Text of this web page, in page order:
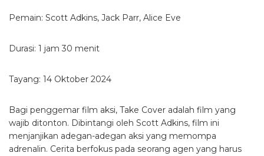
Pemain: Scott Adkins, Jack Parr, Alice Eve
Durasi: 1 jam 30 menit
Tayang: 14 Oktober 2024
Bagi penggemar film aksi, Take Cover adalah film yang
wajib ditonton. Dibintangi oleh Scott Adkins, film ini
menjanjikan adegan-adegan aksi yang memompa
adrenalin. Cerita berfokus pada seorang agen yang harus